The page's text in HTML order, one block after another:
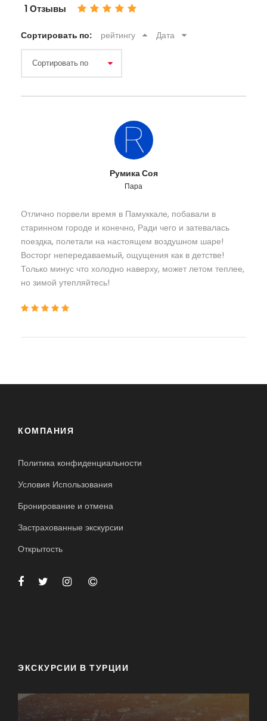
1 Отзывы
Сортировать по: рейтингу Дата
Румика Соя
Пара
Отлично порвели время в Памуккале, побавали в
старинном городе и конечно, Ради чего и затевалась
поездка, полетали на настоящем воздушном шаре!
Восторг непередаваемый, ощущения как в детстве!
Только минус что холодно наверху, может летом теплее,
но зимой утепляйтесь!
КОМПАНИЯ
Политика конфиденциальности
Условия Использования
Бронирование и отмена
Застрахованные экскурсии
Открытость
ЭКСКУРСИИ В ТУРЦИИ